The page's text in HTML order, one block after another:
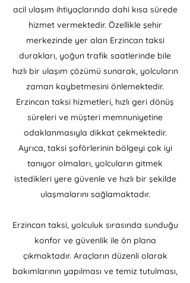
acil ulaşım ihtiyaçlarında dahi kısa sürede
hizmet vermektedir. Özellikle şehir
merkezinde yer alan Erzincan taksi
durakları, yoğun trafik saatlerinde bile
hızlı bir ulaşım çözümü sunarak, yolcuların
zaman kaybetmesini önlemektedir.
Erzincan taksi hizmetleri, hızlı geri dönüş
süreleri ve müşteri memnuniyetine
odaklanmasıyla dikkat çekmektedir.
Ayrıca, taksi şoförlerinin bölgeyi çok iyi
tanıyor olmaları, yolcuların gitmek
istedikleri yere güvenle ve hızlı bir şekilde
ulaşmalarını sağlamaktadır.
Erzincan taksi, yolculuk sırasında sunduğu
konfor ve güvenlik ile ön plana
çıkmaktadır. Araçların düzenli olarak
bakımlarının yapılması ve temiz tutulması,